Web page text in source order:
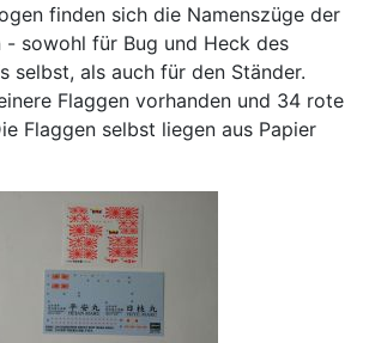
finden sich die Namenszüge der
- sowohl für Bug und Heck des
selbst, als auch für den Ständer.
Flaggen vorhanden und 34 rote
Flaggen selbst liegen aus Papier